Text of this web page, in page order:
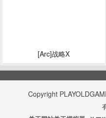
[Arc]战略X
Copyright